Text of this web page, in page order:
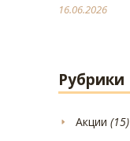
16.06.2026
Рубрики
Акции (15)